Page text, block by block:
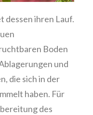
dessen ihren Lauf.
Boden
und
die sich in der
haben. Für
des